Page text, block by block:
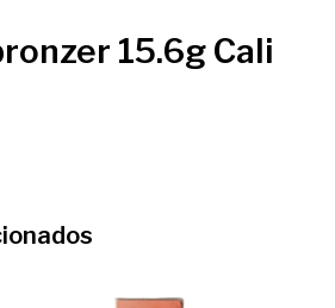
15.6g Cali